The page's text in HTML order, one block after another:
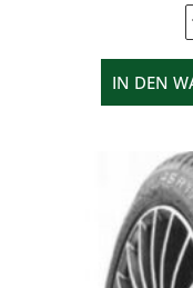
IN DEN